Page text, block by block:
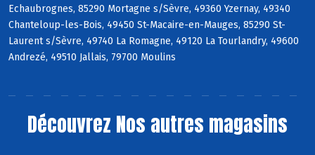
Echaubrognes, 85290 Mortagne s/Sèvre, 49360 Yzernay, 49340
Chanteloup-les-Bois, 49450 St-Macaire-en-Mauges, 85290 St-
Laurent s/Sèvre, 49740 La Romagne, 49120 La Tourlandry, 49600
Andrezé, 49510 Jallais, 79700 Moulins
Découvrez Nos autres magasins